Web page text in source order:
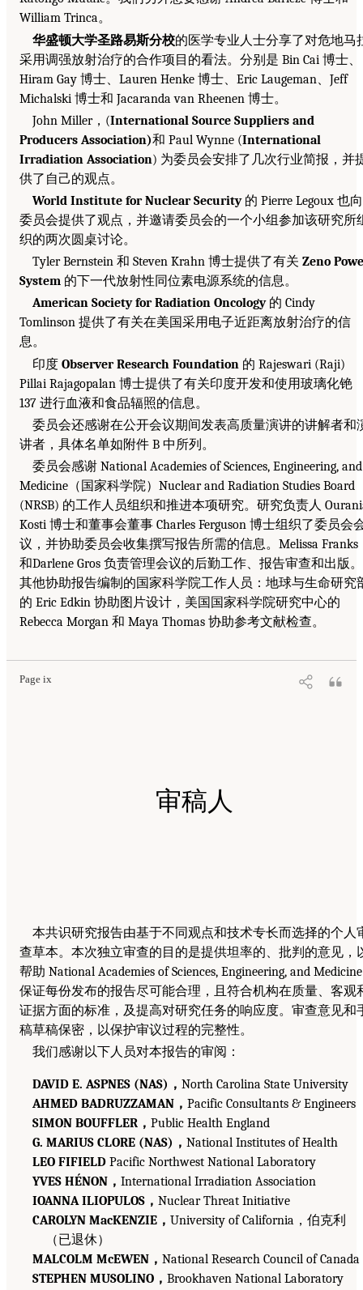
William Trinca。
华盛顿大学圣路易斯分校的医学专业人士分享了对危地马
采用调强放射治疗的合作项目的看法。分别是 Bin Cai 博士、
Hiram Gay 博士、Lauren Henke 博士、Eric Laugeman、Jeff
Michalski 博士和 Jacaranda van Rheenen 博士。
John Miller，(International Source Suppliers and
Producers Association)和 Paul Wynne (International
Irradiation Association) 为委员会安排了几次行业简报，并
供了自己的观点。
World Institute for Nuclear Security的 Pierre Legoux 也向
委员会提供了观点，并邀请委员会的一个小组参加该研究所
织的两次圆桌讨论。
Tyler Bernstein 和 Steven Krahn 博士提供了有关 Zeno
System 的下一代放射性同位素电源系统的信息。
American Society for Radiation Oncology的 Cindy
Tomlinson 提供了有关在美国采用电子近距离放射治疗的信
息。
印度 Observer Research Foundation 的 Rajeswari (Raji)
Pillai Rajagopalan 博士提供了有关印度开发和使用玻璃化铯
137 进行血液和食品辐照的信息。
委员会还感谢在公开会议期间发表高质量演讲的讲解者和
讲者，具体名单如附件 B 中所列。
委员会感谢 National Academies of Sciences, Engineering, and
Medicine（国家科学院）Nuclear and Radiation Studies Board
(NRSB) 的工作人员组织和推进本项研究。研究负责人
Kosti 博士和董事会董事 Charles Ferguson 博士组织了委员会
议，并协助委员会收集撰写报告所需的信息。Melissa Franks
和Darlene Gros 负责管理会议的后勤工作、报告审查和出版。
其他协助报告编制的国家科学院工作人员：地球与生命研究
的 Eric Edkin 协助图片设计，美国国家科学院研究中心的
Rebecca Morgan 和 Maya Thomas 协助参考文献检查。
Page ix
审稿人
本共识研究报告由基于不同观点和技术专长而选择的个人
查草本。本次独立审查的目的是提供坦率的、批判的意见，
帮助 National Academies of Sciences, Engineering, and Medicine
保证每份发布的报告尽可能合理，且符合机构在质量、客观
证据方面的标准，及提高对研究任务的响应度。审查意见和
稿草稿保密，以保护审议过程的完整性。
我们感谢以下人员对本报告的审阅：
DAVID E. ASPNES (NAS)， North Carolina State University
AHMED BADRUZZAMAN， Pacific Consultants & Engineers
SIMON BOUFFLER， Public Health England
G. MARIUS CLORE (NAS)， National Institutes of Health
LEO FIFIELD Pacific Northwest National Laboratory
YVES HÉNON， International Irradiation Association
IOANNA ILIOPULOS， Nuclear Threat Initiative
CAROLYN MacKENZIE， University of California，伯克利
（已退休）
MALCOLM McEWEN， National Research Council of Canada
STEPHEN MUSOLINO， Brookhaven National Laboratory